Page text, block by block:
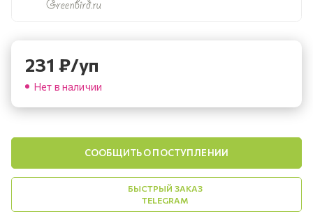
231 ₽/уп
Нет в наличии
СООБЩИТЬ О ПОСТУПЛЕНИИ
БЫСТРЫЙ ЗАКАЗ
TELEGRAM